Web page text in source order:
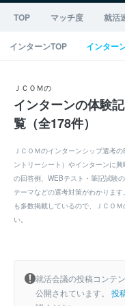
TOP マッチ度 就活
インターンTOP インター
ＪＣＯＭの
インターンの体験
覧（全178件）
ＪＣＯＭのインターンシップ選考
ントリーシート）やインターンに
の回答例、WEBテスト・筆記試験
テーマなどの選考対策がわかりま
も多数掲載しているので、ＪＣＯ
い。
就活会議の投稿コンテ
公開されています。 投